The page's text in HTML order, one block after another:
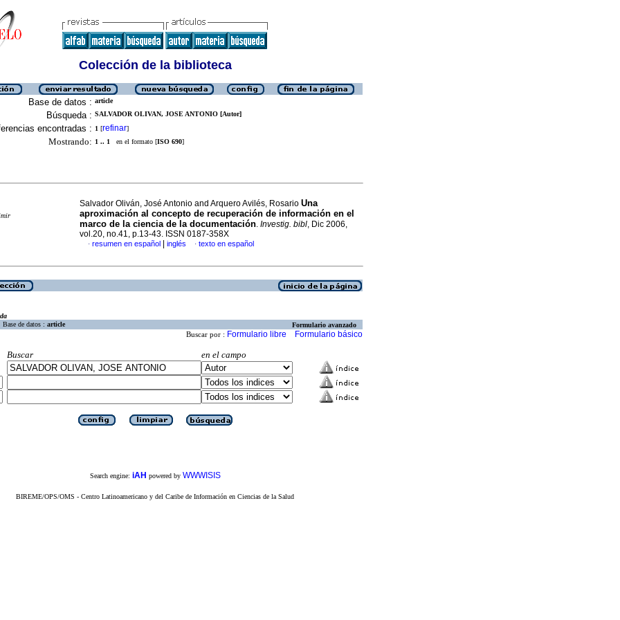
Colección de la biblioteca
Base de datos : article
Búsqueda : SALVADOR OLIVAN, JOSE ANTONIO [Autor]
encontradas : 1 [refinar]
Mostrando: 1 .. 1 en el formato [ISO 690]
Salvador Oliván, José Antonio and Arquero Avilés, Rosario Una
aproximación al concepto de recuperación de información en el
marco de la ciencia de la documentación. Investig. bibl, Dic 2006,
vol.20, no.41, p.13-43. ISSN 0187-358X
· resumen en español inglés · texto en español
Base de datos : article Formulario avanzado
Buscar por : Formulario libre Formulario básico
Buscar
en el campo
Search engine: iAH powered by WWWISIS
BIREME/OPS/OMS - Centro Latinoamericano y del Caribe de Información en Ciencias de la Salud